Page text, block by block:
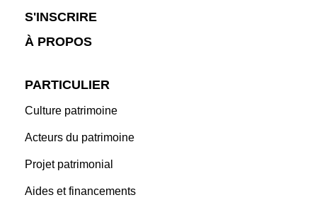
S'INSCRIRE
À PROPOS
PARTICULIER
Culture patrimoine
Acteurs du patrimoine
Projet patrimonial
Aides et financements